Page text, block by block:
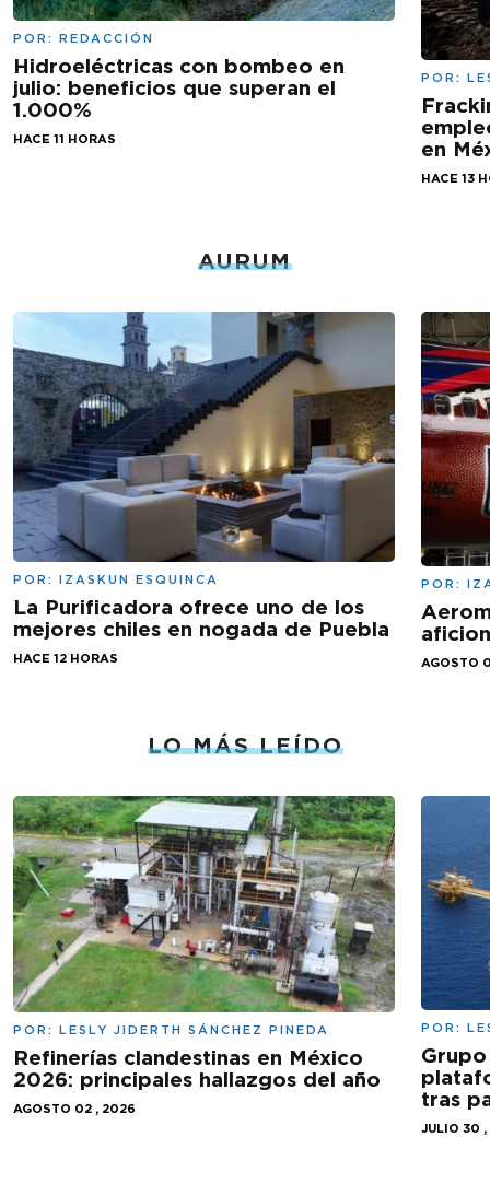
POR: REDACCIÓN
Hidroeléctricas con bombeo en
julio: beneficios que superan el
1.000%
HACE 11 HORAS
POR:
en
HACE 13
AURUM
POR: IZASKUN ESQUINCA
La Purificadora ofrece uno de los
mejores chiles en nogada de Puebla
HACE 12 HORAS
POR:
AGOSTO
LO MÁS LEÍDO
POR: LESLY JIDERTH SÁNCHEZ PINEDA
Refinerías clandestinas en México
2026: principales hallazgos del año
AGOSTO 02 , 2026
POR:
tras
JULIO 30